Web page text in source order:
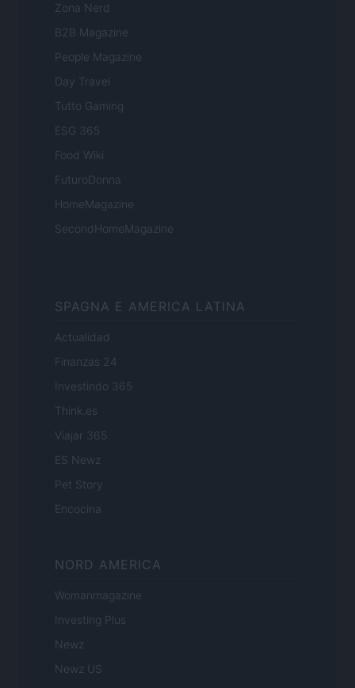
Zona Nerd
B2B Magazine
People Magazine
Day Travel
Tutto Gaming
ESG 365
Food Wiki
FuturoDonna
HomeMagazine
SecondHomeMagazine
SPAGNA E AMERICA LATINA
Actualidad
Finanzas 24
Investindo 365
Think.es
Viajar 365
ES Newz
Pet Story
Encocina
NORD AMERICA
Womanmagazine
Investing Plus
Newz
Newz US